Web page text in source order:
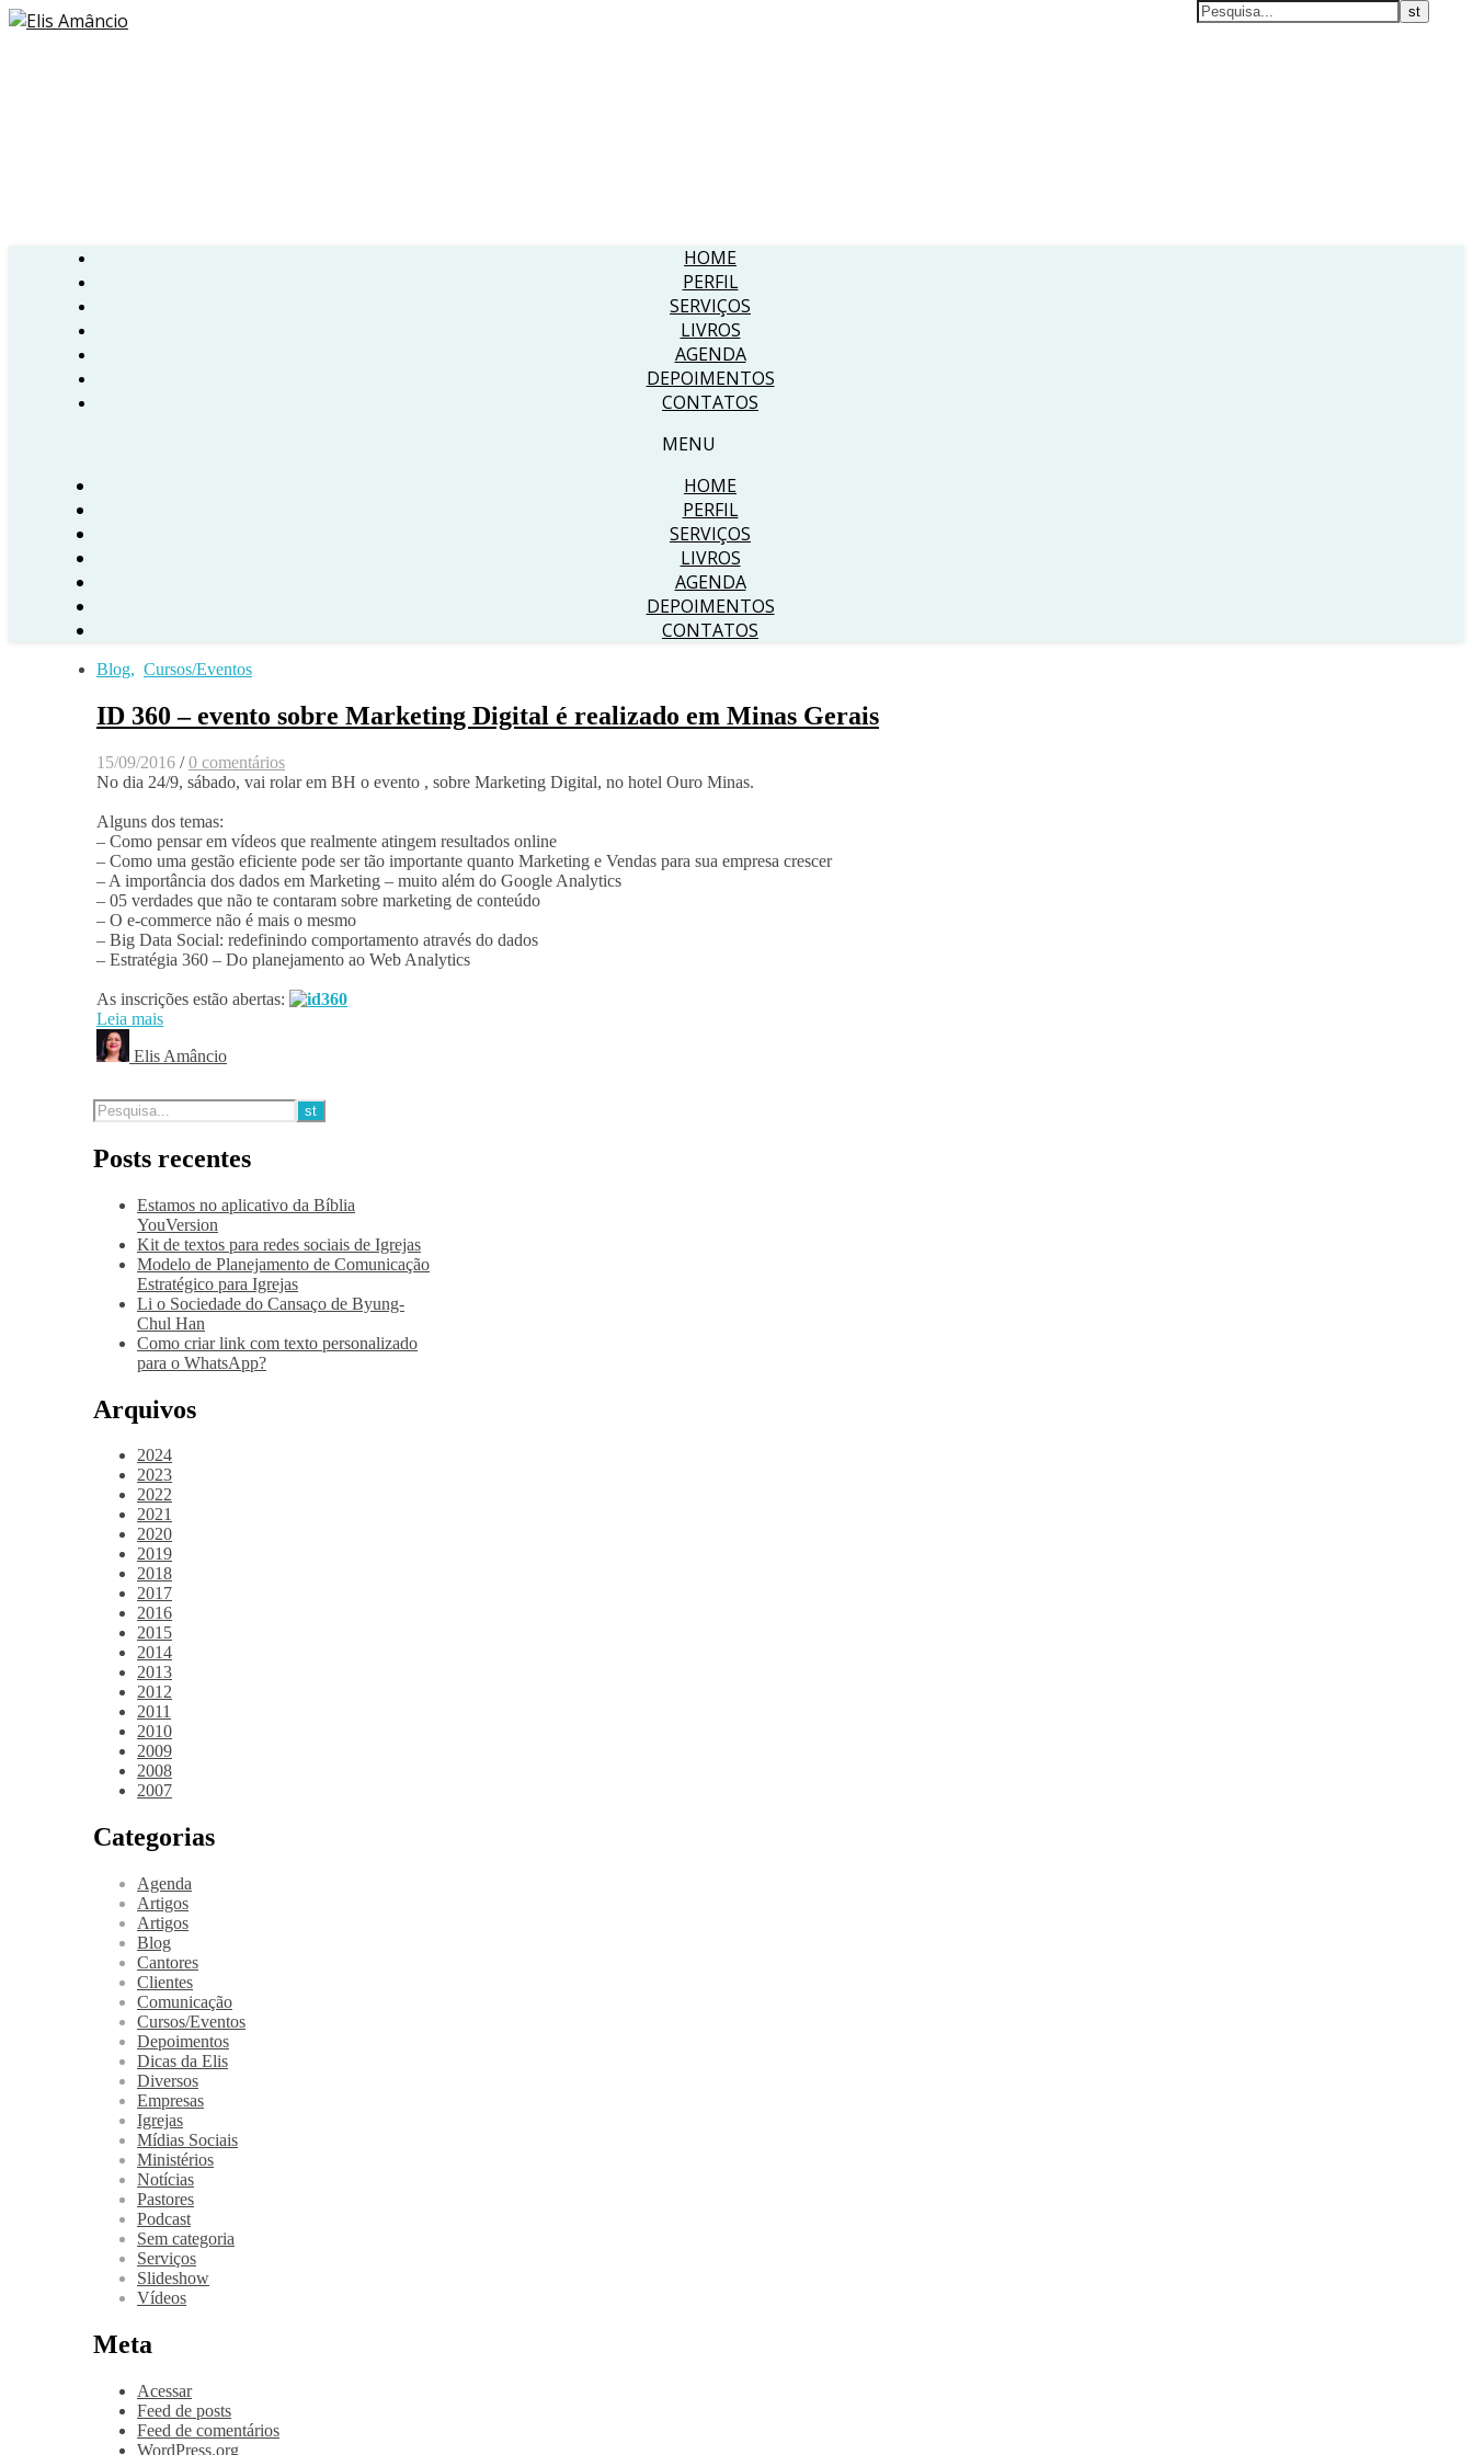
HOME
PERFIL
SERVIÇOS
LIVROS
AGENDA
DEPOIMENTOS
CONTATOS
MENU
HOME
PERFIL
SERVIÇOS
LIVROS
AGENDA
DEPOIMENTOS
CONTATOS
Blog, Cursos/Eventos
ID 360 – evento sobre Marketing Digital é realizado em Minas Gerais
15/09/2016 / 0 comentários
No dia 24/9, sábado, vai rolar em BH o evento , sobre Marketing Digital, no hotel Ouro Minas.
Alguns dos temas:
– Como pensar em vídeos que realmente atingem resultados online
– Como uma gestão eficiente pode ser tão importante quanto Marketing e Vendas para sua empresa crescer
– A importância dos dados em Marketing – muito além do Google Analytics
– 05 verdades que não te contaram sobre marketing de conteúdo
– O e-commerce não é mais o mesmo
– Big Data Social: redefinindo comportamento através do dados
– Estratégia 360 – Do planejamento ao Web Analytics
As inscrições estão abertas:
Leia mais
Elis Amâncio
Posts recentes
Estamos no aplicativo da Bíblia
YouVersion
Kit de textos para redes sociais de Igrejas
Modelo de Planejamento de Comunicação
Estratégico para Igrejas
Li o Sociedade do Cansaço de Byung-
Chul Han
Como criar link com texto personalizado
para o WhatsApp?
Arquivos
2024
2023
2022
2021
2020
2019
2018
2017
2016
2015
2014
2013
2012
2011
2010
2009
2008
2007
Categorias
Agenda
Artigos
Artigos
Blog
Cantores
Clientes
Comunicação
Cursos/Eventos
Depoimentos
Dicas da Elis
Diversos
Empresas
Igrejas
Mídias Sociais
Ministérios
Notícias
Pastores
Podcast
Sem categoria
Serviços
Slideshow
Vídeos
Meta
Acessar
Feed de posts
Feed de comentários
WordPress.org